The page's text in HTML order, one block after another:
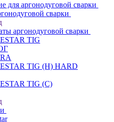
для аргонодуговой сварки
сварки
аргонодуговой сварки
TIG
TIG (H) HARD
TIG (С)